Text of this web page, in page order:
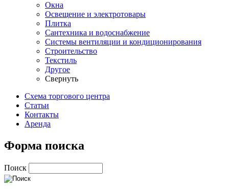
Окна
Освещение и электротовары
Плитка
Сантехника и водоснабжение
Системы вентиляции и кондиционирования
Строительство
Текстиль
Другое
Свернуть
Схема торгового центра
Статьи
Контакты
Аренда
Форма поиска
Поиск